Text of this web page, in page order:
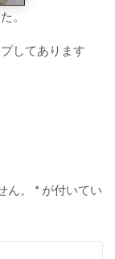
。
してあります
。 * が付いてい